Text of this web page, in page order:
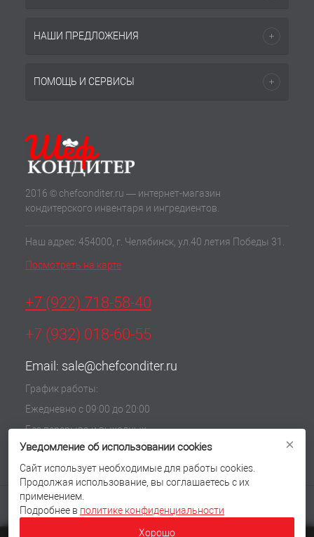
НАШИ ПРЕДЛОЖЕНИЯ
ПОМОЩЬ И СЕРВИСЫ
2016 © chefconditer.ru — интернет-магазин
кондитерского инвентаря и ингредиентов.
Наш адрес: 454000, г. Челябинск, ул.40 летия Победы 31.
Посмотреть на карте
+7 (922) 718-58-40
+7 (932) 018-60-55
Email: sale@chefconditer.ru
График работы:
Ежедневно с 09:00 до 20:00
Без перерыва и выходных
Политика обработки cookie
Согласие на обработку персональных данных
Уведомление об использовании cookies
Сайт использует необходимые для работы cookies.
Продолжая использование, вы соглашаетесь с их
применением.
Подробнее в политике конфиденциальности
Хорошо
×